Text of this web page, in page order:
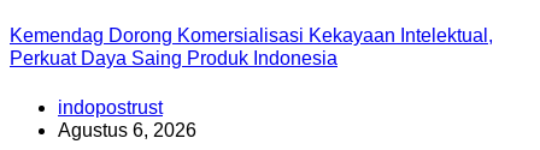
Kemendag Dorong Komersialisasi Kekayaan Intelektual,
Perkuat Daya Saing Produk Indonesia
indopostrust
Agustus 6, 2026